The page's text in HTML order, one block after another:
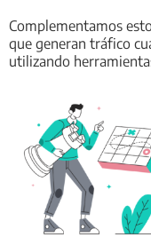
Complementamos
que generan tráfico
utilizando